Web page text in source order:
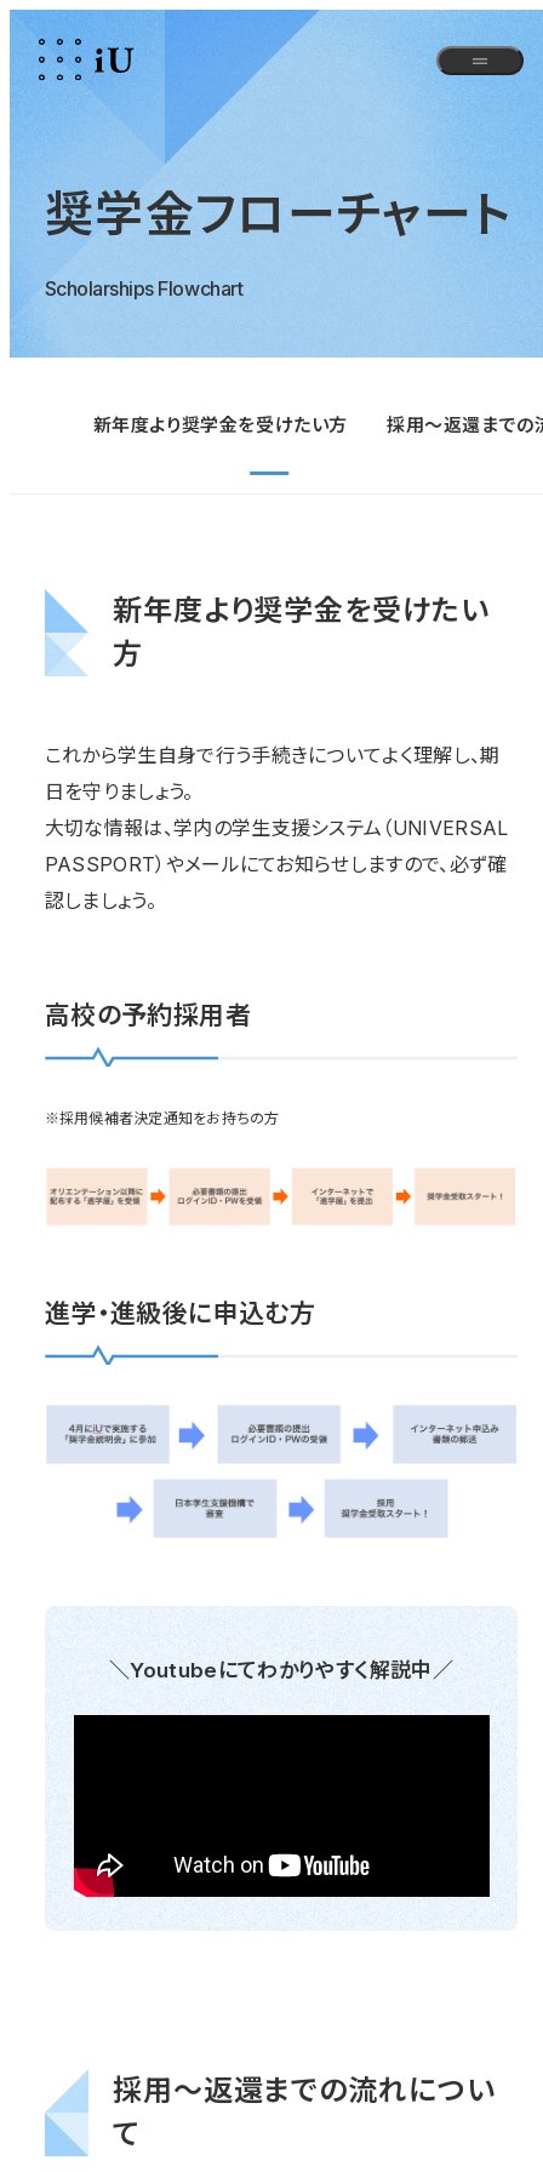
奨学金フローチャート
Scholarships Flowchart
新年度より奨学金を受けたい方 採用～返還までの
新年度より奨学金を受けたい
方
これから学生自身で行う手続きについてよく理解し、期
日を守りましょう。
大切な情報は、学内の学生支援システム（UNIVERSAL
PASSPORT）やメールにてお知らせしますので、必ず確
認しましょう。
高校の予約採用者
※採用候補者決定通知をお持ちの方
進学・進級後に申込む方
＼Youtubeにてわかりやすく解説中／
採用～返還までの流れについ
て